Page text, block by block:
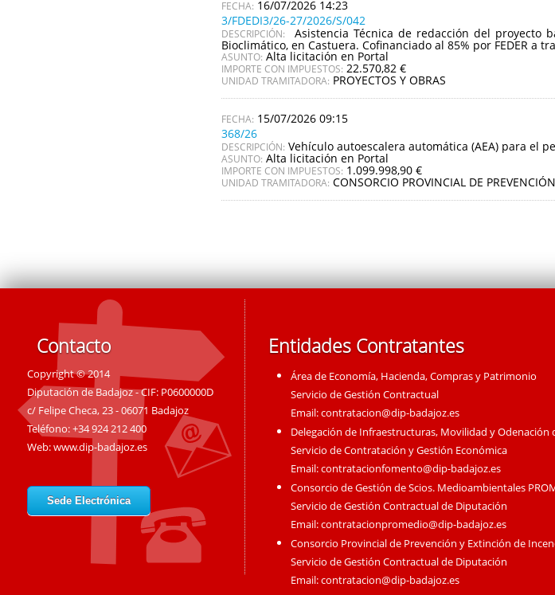
16/07/2026 14:23
3/FDEDI3/26-27/2026/S/042
DESCRIPCIÓN: Asistencia Técnica de redacción del proyecto
Bioclimático, en Castuera. Cofinanciado al 85% por FEDER a
ASUNTO: Alta licitación en Portal
IMPORTE CON IMPUESTOS: 22.570,82 €
UNIDAD TRAMITADORA: PROYECTOS Y OBRAS
15/07/2026 09:15
368/26
DESCRIPCIÓN: Vehículo autoescalera automática (AEA) para el
ASUNTO: Alta licitación en Portal
IMPORTE CON IMPUESTOS: 1.099.998,90 €
UNIDAD TRAMITADORA: CONSORCIO PROVINCIAL DE
Contacto
Copyright © 2014
Diputación de Badajoz - CIF: P0600000D
c/ Felipe Checa, 23 - 06071 Badajoz
Teléfono: +34 924 212 400
Web:www.dip-badajoz.es
Sede Electrónica
Entidades Contratantes
Área de Economía, Hacienda, Compras y Patrimonio
Servicio de Gestión Contractual
Email:contratacion@dip-badajoz.es
Delegación de Infraestructuras, Movilidad y Odenación
Servicio de Contratación y Gestión Económica
Email:contratacionfomento@dip-badajoz.es
Consorcio de Gestión de Scios. Medioambientales
Servicio de Gestión Contractual de Diputación
Email:contratacionpromedio@dip-badajoz.es
Consorcio Provincial de Prevención y Extinción de
Servicio de Gestión Contractual de Diputación
Email:contratacion@dip-badajoz.es